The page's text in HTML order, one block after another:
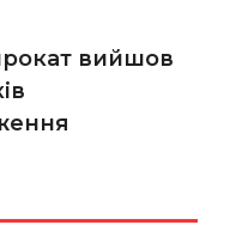
вийшов